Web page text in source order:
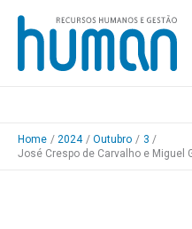
Skip
content
Home 2024 Outubro
3
José Crespo de Carvalho e Miguel